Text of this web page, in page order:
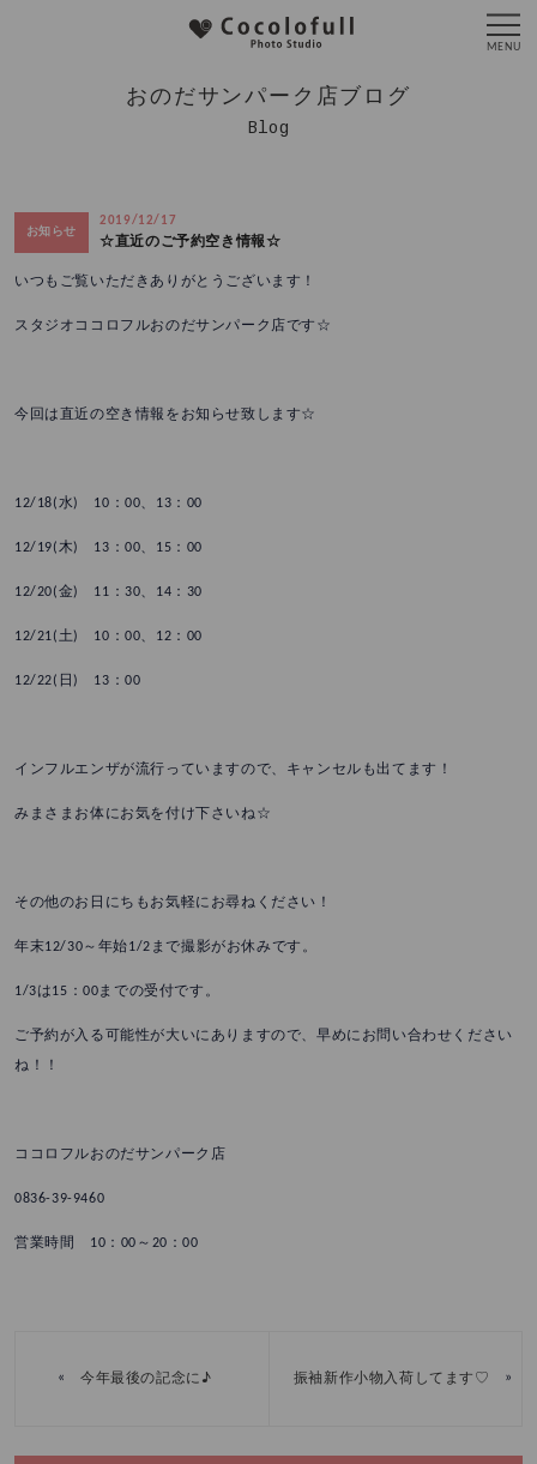
おのだサンパーク店ブログ
Blog
お知らせ
2019/12/17
☆直近のご予約空き情報☆
いつもご覧いただきありがとうございます！
スタジオココロフルおのだサンパーク店です☆
今回は直近の空き情報をお知らせ致します☆
12/18(水) 10：00、13：00
12/19(木) 13：00、15：00
12/20(金) 11：30、14：30
12/21(土) 10：00、12：00
12/22(日) 13：00
インフルエンザが流行っていますので、キャンセルも出てます！
みまさまお体にお気を付け下さいね☆
その他のお日にちもお気軽にお尋ねください！
年末12/30～年始1/2まで撮影がお休みです。
1/3は15：00までの受付です。
ご予約が入る可能性が大いにありますので、早めにお問い合わせください
ね！！
ココロフルおのだサンパーク店
0836-39-9460
営業時間 10：00～20：00
« 今年最後の記念に♪ 振袖新作小物入荷してます♡ »